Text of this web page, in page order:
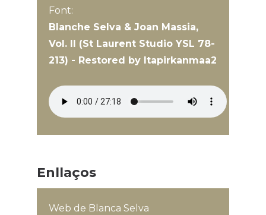
Font:
Blanche Selva & Joan Massia,
Vol. II (St Laurent Studio YSL 78-
213) - Restored by Itapirkanmaa2
Enllaços
Web de Blanca Selva